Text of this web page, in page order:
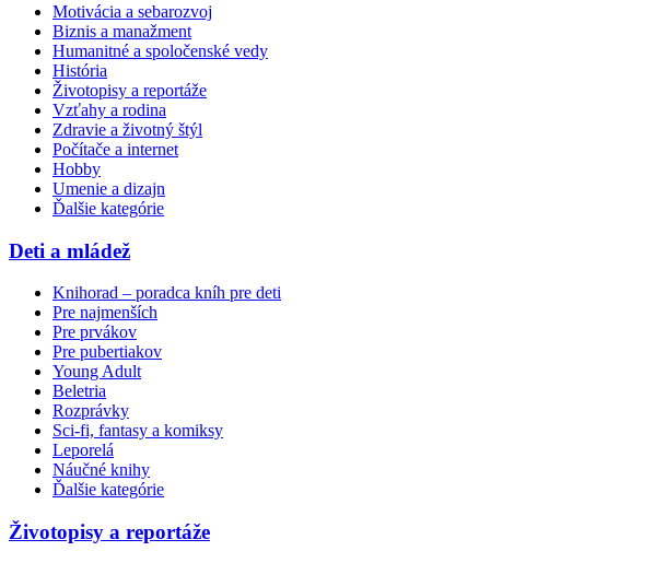
Motivácia a sebarozvoj
Biznis a manažment
Humanitné a spoločenské vedy
História
Životopisy a reportáže
Vzťahy a rodina
Zdravie a životný štýl
Počítače a internet
Hobby
Umenie a dizajn
Ďalšie kategórie
Deti a mládež
Knihorad – poradca kníh pre deti
Pre najmenších
Pre prvákov
Pre pubertiakov
Young Adult
Beletria
Rozprávky
Sci-fi, fantasy a komiksy
Leporelá
Náučné knihy
Ďalšie kategórie
Životopisy a reportáže